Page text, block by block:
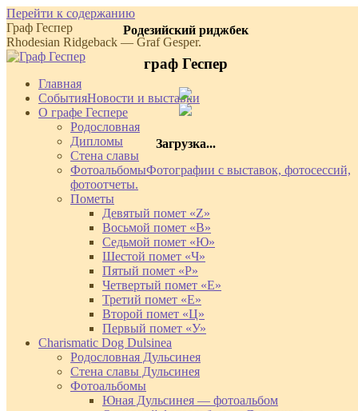
Родезийский риджбек
граф Геспер
Загрузка...
Перейти к содержанию
Граф Геспер
Rhodesian Ridgeback — Graf Gesper.
Главная
СобытияНовости и выставки
О графе Геспере
Родословная
Дипломы
Стена славы
ФотоальбомыФотографии с выставок, фотосессий,
фотоотчеты.
Пометы
Девятый помет «Z»
Восьмой помет «В»
Седьмой помет «Ю»
Шестой помет «Ч»
Пятый помет «Р»
Четвертый помет «Е»
Третий помет «Е»
Второй помет «Ц»
Первый помет «У»
Charismatic Dog Dulsinea
Родословная Дульсинея
Стена славы Дульсинея
Фотоальбомы
Юная Дульсинея — фотоальбом